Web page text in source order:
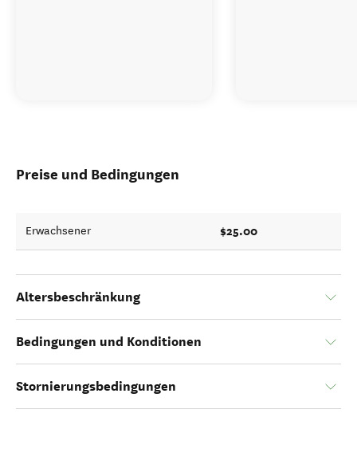
Preise und Bedingungen
Erwachsener $25.00
Altersbeschränkung
Bedingungen und Konditionen
Stornierungsbedingungen